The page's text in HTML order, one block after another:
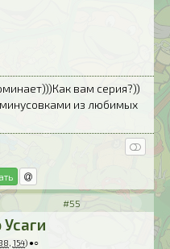
вам серия?))
из любимых
#55
154) ●○